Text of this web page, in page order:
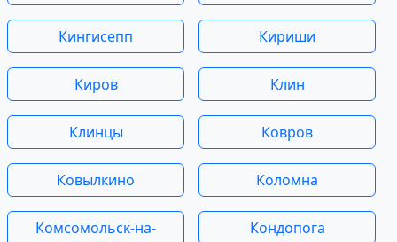
Кингисепп Кириши
Киров Клин
Клинцы Ковров
Ковылкино Коломна
Комсомольск-на-
Кондопога